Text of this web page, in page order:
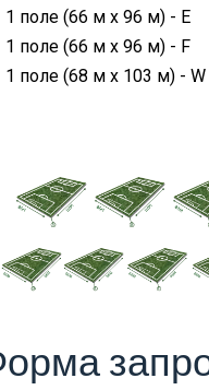
1 поле (66 м x 96 м) - E
1 поле (66 м x 96 м) - F
1 поле (68 м x 103 м) - W